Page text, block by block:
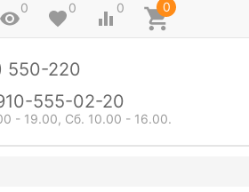
0 0 0 0
550-220
555-02-20
- 19.00, Сб. 10.00 - 16.00.